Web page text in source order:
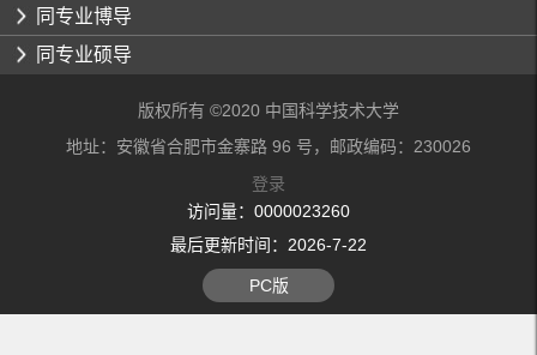
同专业博导
同专业硕导
版权所有 ©2020 中国科学技术大学
地址：安徽省合肥市金寨路 96 号，邮政编码：230026
登录
访问量： 0000023260
最后更新时间： 2026-7-22
PC版